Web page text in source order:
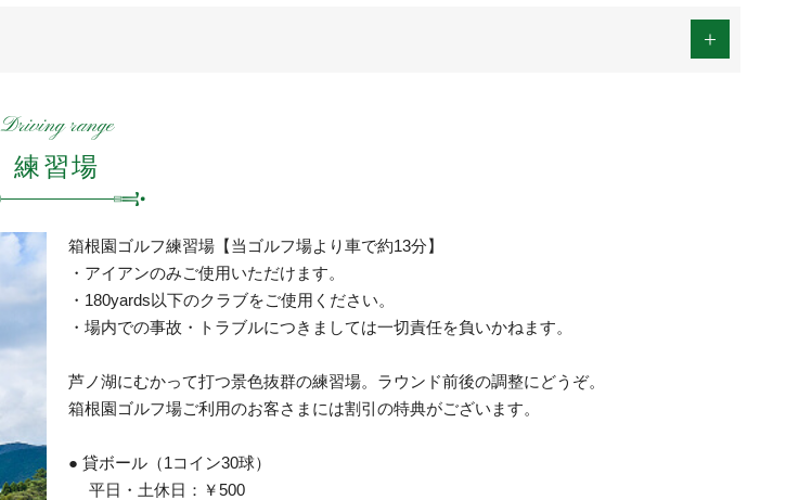
Driving range
練習場
箱根園ゴルフ練習場【当ゴルフ場より車で約13分】
・アイアンのみご使用いただけます。
・180yards以下のクラブをご使用ください。
・場内での事故・トラブルにつきましては一切責任を負いかねます。
芦ノ湖にむかって打つ景色抜群の練習場。ラウンド前後の調整にどうぞ。
箱根園ゴルフ場ご利用のお客さまには割引の特典がございます。
● 貸ボール（1コイン30球）
平日・土休日：￥500